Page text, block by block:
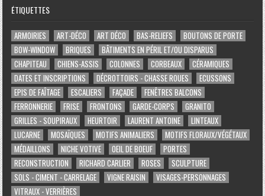
ÉTIQUETTES
ARMOIRIES ART-DÉCO ART DÉCO BAS-RELIEFS
BOUTONS DE PORTE
BOW-WINDOW
BRIQUES
BÂTIMENTS EN PÉRIL ET/OU DISPARUS
CHAPITEAU
CHIENS-ASSIS COLONNES CORBEAUX
CÉRAMIQUES
DATES ET INSCRIPTIONS
DÉCROTTOIRS - CHASSE ROUES
ECUSSONS
EPIS DE FAÎTAGE
ESCALIERS FAÇADE
FENÊTRES BALCONS
FERRONNERIE
FRISE FRONTONS GARDE-CORPS
GRANITO
GRILLES - SOUPIRAUX
HEURTOIR LAURENT ANTOINE
LINTEAUX
LUCARNE
MOSAÏQUES MOTIFS ANIMALIERS
MOTIFS FLORAUX/VÉGÉTAUX
MÉDAILLONS
NICHE VOTIVE OEIL DE BOEUF
PORTES
RECONSTRUCTION
RICHARD CARLIER ROSES
SCULPTURE
SOLS - CIMENT - CARRELAGE
VIGNE RAISIN
VISAGES-PERSONNAGES
VITRAUX - VERRIÈRES